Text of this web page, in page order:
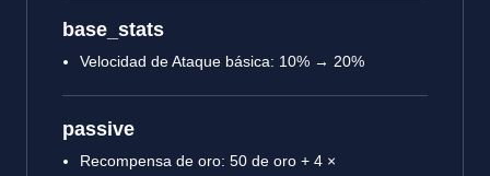
base_stats
Velocidad de Ataque básica: 10% → 20%
passive
Recompensa de oro: 50 de oro + 4 ×